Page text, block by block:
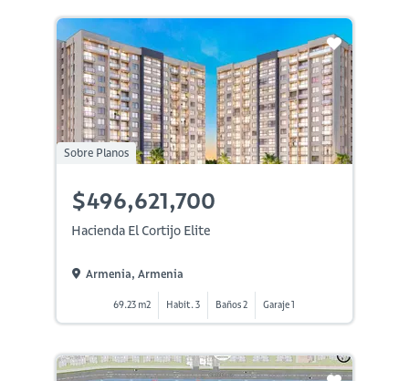
Sobre Planos
$496,621,700
Hacienda El Cortijo Elite
Armenia, Armenia
69.23 m2 Habit. 3 Baños 2 Garaje 1